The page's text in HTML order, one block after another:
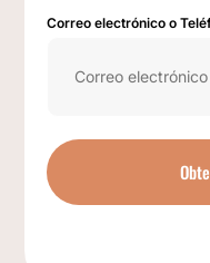
Correo electrónico o